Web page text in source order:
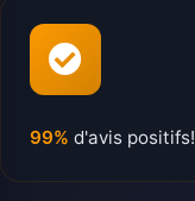
99% d'avis positifs!